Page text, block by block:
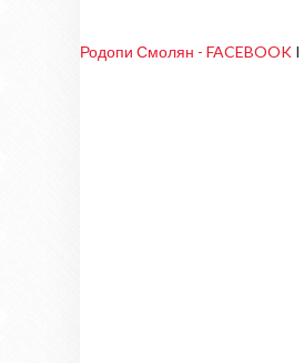
Родопи Смолян - FACEBOOK I